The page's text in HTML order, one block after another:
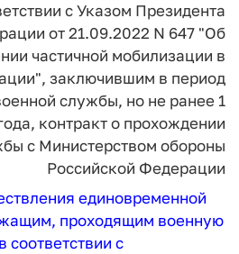
с Указом Президента
от 21.09.2022 N 647 "Об
частичной мобилизации в
заключившим в период
службы, но не ранее 1
контракт о прохождении
с Министерством обороны
Российской Федерации
единовременной
проходящим военную
с